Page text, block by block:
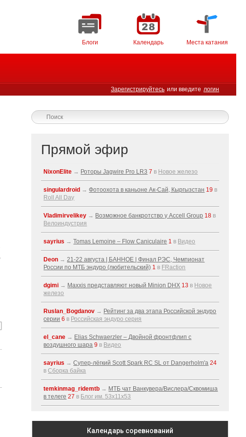
Блоги Календарь Места катания
Зарегистрируйтесь или введите логин
Прямой эфир
NixonElite → Роторы Jagwire Pro LR3 7 в Новое железо
singulardroid →Фотоохота в каньоне Ак-Cай, Кыргызстан 19 в
Roll All Day
Vladimirvelikey → Возможное банкротство у Accell Group 18 в
Велоиндустрия
sayrius →Tomas Lemoine – Flow Caniculaire 1 в Видео
Deon →21-22 августа | БАННОЕ | Финал РЭС, Чемпионат
России по МТБ эндуро (любительский) 1 в FRaction
dgimi → Maxxis представляют новый Minion DHX 13 в Новое
железо
Ruslan_Bogdanov → Рейтинг за два этапа Российской эндуро
серии 6 в Российская эндуро серия
el_cane → Elias Schwaerzler – Двойной фронтфлип с
воздушного шара 9 в Видео
sayrius →Супер-лёгкий Scott Spark RC SL от Dangerholm'a 24
вСборка байка
temkinmag_ridemtb → МТБ чат Ванкувера/Вислера/Сквомиша
в телеге 27 в Блог им. 53x11x53